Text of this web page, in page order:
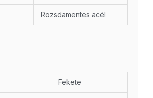
Rozsdamentes acél
Fekete